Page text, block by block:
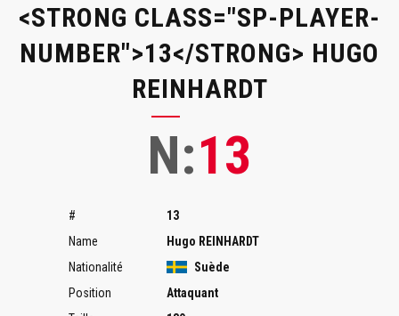
<STRONG CLASS="SP-PLAYER-
NUMBER">13</STRONG> HUGO
REINHARDT
N:13
#
13
Name
Hugo REINHARDT
Nationalité
Suède
Position
Attaquant